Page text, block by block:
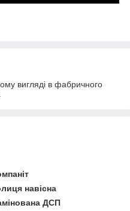
вигляді в фабричного
навісна
ДСП